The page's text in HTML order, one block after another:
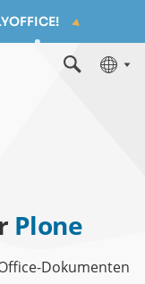
Plone
Dokumenten